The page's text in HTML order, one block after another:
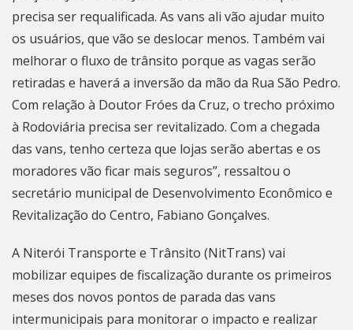
precisa ser requalificada. As vans ali vão ajudar muito
os usuários, que vão se deslocar menos. Também vai
melhorar o fluxo de trânsito porque as vagas serão
retiradas e haverá a inversão da mão da Rua São Pedro.
Com relação à Doutor Fróes da Cruz, o trecho próximo
à Rodoviária precisa ser revitalizado. Com a chegada
das vans, tenho certeza que lojas serão abertas e os
moradores vão ficar mais seguros”, ressaltou o
secretário municipal de Desenvolvimento Econômico e
Revitalização do Centro, Fabiano Gonçalves.
A Niterói Transporte e Trânsito (NitTrans) vai
mobilizar equipes de fiscalização durante os primeiros
meses dos novos pontos de parada das vans
intermunicipais para monitorar o impacto e realizar